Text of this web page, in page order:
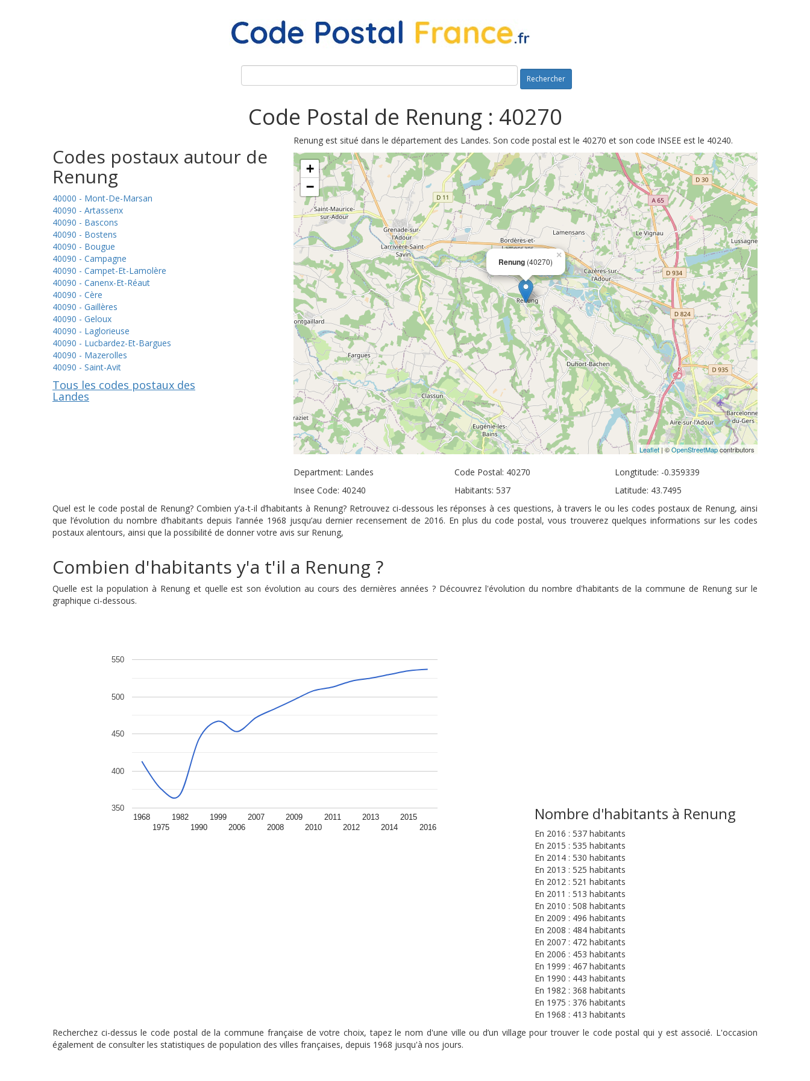
Rechercher
Code Postal de Renung : 40270
Codes postaux autour de
Renung
40000 - Mont-De-Marsan
40090 - Artassenx
40090 - Bascons
40090 - Bostens
40090 - Bougue
40090 - Campagne
40090 - Campet-Et-Lamolère
40090 - Canenx-Et-Réaut
40090 - Cère
40090 - Gaillères
40090 - Geloux
40090 - Laglorieuse
40090 - Lucbardez-Et-Bargues
40090 - Mazerolles
40090 - Saint-Avit
Tous les codes postaux des
Landes
Renung est situé dans le département des Landes. Son code postal est le 40270 et son code INSEE est le 40240.
Renung (40270)
×
+
−
Leaflet| ©OpenStreetMapcontributors
Department: Landes
Insee Code: 40240
Code Postal: 40270
Habitants: 537
Longtitude: -0.359339
Latitude: 43.7495
Quel est le code postal de Renung? Combien y’a-t-il d’habitants à Renung? Retrouvez ci-dessous les réponses à ces questions, à travers le ou les codes postaux de Renung, ainsi
que l’évolution du nombre d’habitants depuis l’année 1968 jusqu’au dernier recensement de 2016. En plus du code postal, vous trouverez quelques informations sur les codes
postaux alentours, ainsi que la possibilité de donner votre avis sur Renung,
Combien d'habitants y'a t'il a Renung ?
Quelle est la population à Renung et quelle est son évolution au cours des dernières années ? Découvrez l'évolution du nombre d'habitants de la commune de Renung sur le
graphique ci-dessous.
1968
1975
1982
1990
1999
2006
2007
2008
2009
2010
2011
2012
2013
2014
2015
2016
350
400
450
500
550
Nombre d'habitants à Renung
En 2016 : 537 habitants
En 2015 : 535 habitants
En 2014 : 530 habitants
En 2013 : 525 habitants
En 2012 : 521 habitants
En 2011 : 513 habitants
En 2010 : 508 habitants
En 2009 : 496 habitants
En 2008 : 484 habitants
En 2007 : 472 habitants
En 2006 : 453 habitants
En 1999 : 467 habitants
En 1990 : 443 habitants
En 1982 : 368 habitants
En 1975 : 376 habitants
En 1968 : 413 habitants
Recherchez ci-dessus le code postal de la commune française de votre choix, tapez le nom d'une ville ou d’un village pour trouver le code postal qui y est associé. L'occasion
également de consulter les statistiques de population des villes françaises, depuis 1968 jusqu'à nos jours.